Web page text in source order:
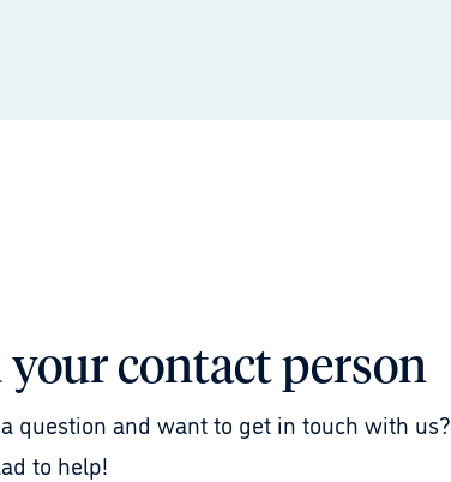
your contact person
question and want to get in touch with us?
to help!